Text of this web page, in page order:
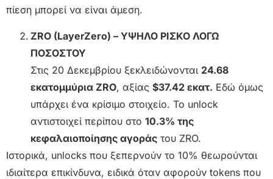
πίεση μπορεί να είναι άμεση.
ZRO (LayerZero) – ΥΨΗΛΟ ΡΙΣΚΟ ΛΟΓΩ
ΠΟΣΟΣΤΟΥ
Στις 20 Δεκεμβρίου ξεκλειδώνονται 24.68
εκατομμύρια ZRO, αξίας $37.42 εκατ. Εδώ όμως
υπάρχει ένα κρίσιμο στοιχείο. Το unlock
αντιστοιχεί περίπου στο 10.3% της
κεφαλαιοποίησης αγοράς του ZRO.
Ιστορικά, unlocks που ξεπερνούν το 10% θεωρούνται
ιδιαίτερα επικίνδυνα, ειδικά όταν αφορούν tokens που